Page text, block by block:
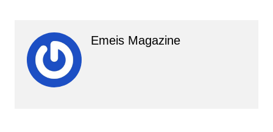
Emeis Magazine